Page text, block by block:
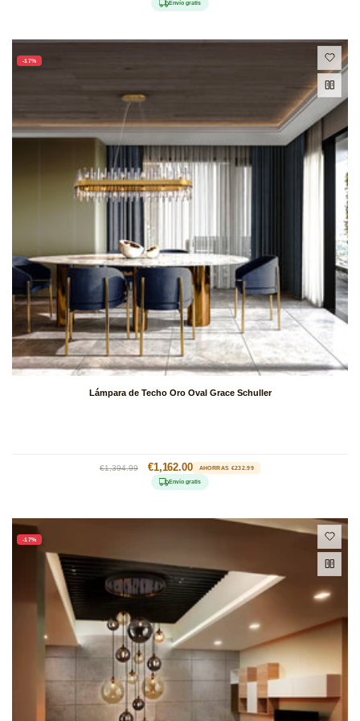
oferta
Envío gratis
-17%
Lámpara de Techo Oro Oval Grace Schuller
Precio
€1,394.99
Precio
de
oferta
€1,162.00 AHORRAS €232.99
Envío gratis
-17%